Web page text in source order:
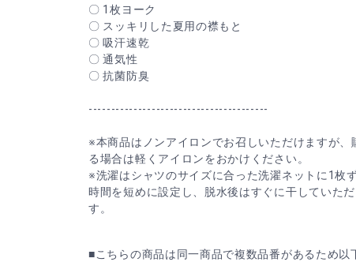
〇 1枚ヨーク
〇 スッキリした夏用の襟もと
〇 吸汗速乾
〇 通気性
〇 抗菌防臭
----------------------------------------
※本商品はノンアイロンでお召しいただけますが
る場合は軽くアイロンをおかけください。
※洗濯はシャツのサイズに合った洗濯ネットに1枚
時間を短めに設定し、脱水後はすぐに干していた
す。
■こちらの商品は同一商品で複数品番があるため以